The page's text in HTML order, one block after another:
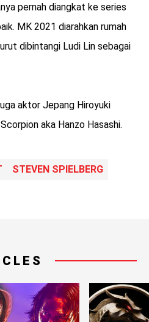
pernah diangkat ke series
MK 2021 diarahkan rumah
dibintangi Ludi Lin sebagai
aktor Jepang Hiroyuki
aka Hanzo Hasashi.
STEVEN SPIELBERG